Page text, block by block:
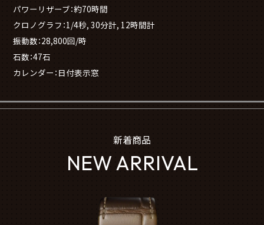
パワーリザーブ：約70時間
クロノグラフ：1/4秒, 30分計, 12時間計
振動数：28,800回/時
石数：47石
カレンダー：日付表示窓
新着商品
NEW ARRIVAL